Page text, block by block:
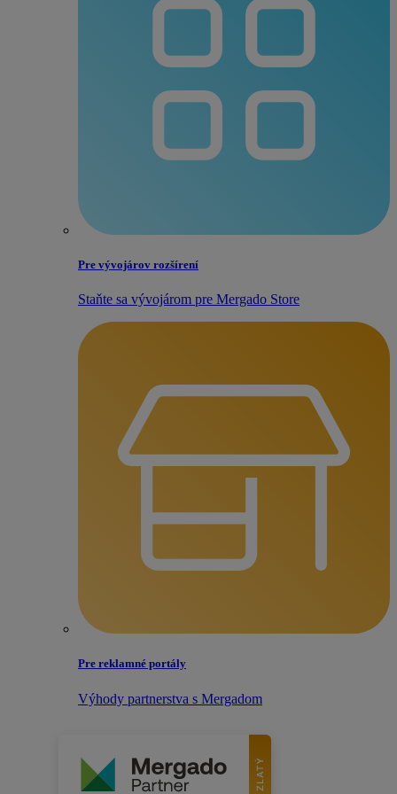
Pre vývojárov rozšírení
Staňte sa vývojárom pre Mergado Store
Pre reklamné portály
Výhody partnerstva s Mergadom